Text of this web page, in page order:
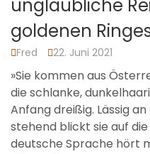
unglaubliche
goldenen
Fred 22. Juni 2021
»Sie kommen aus
die schlanke,
Anfang dreißig. Lässig
stehend blickt sie auf die
deutsche Sprache hört